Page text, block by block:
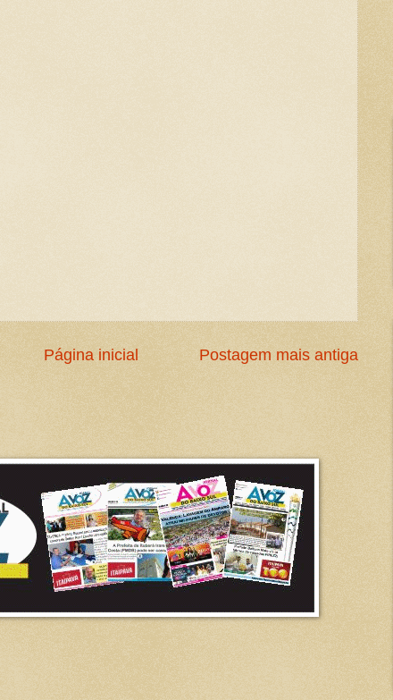
Postagem mais antiga
Página inicial